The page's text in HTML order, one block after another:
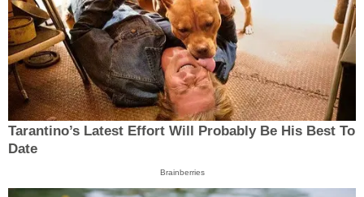
Tarantino’s Latest Effort Will Probably Be His Best To
Date
Brainberries